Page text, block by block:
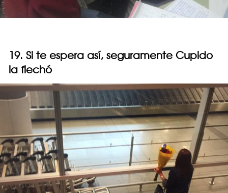
19. Si te espera así, seguramente Cupido
la flechó